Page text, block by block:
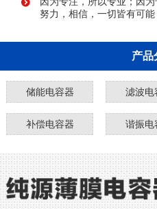
努力，相信，一切皆有可能
产品
储能电容器 滤波电
补偿电容器 谐振电